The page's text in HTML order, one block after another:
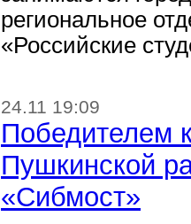
региональное
«Российские
24.11 19:09
Победителем
Пушкинской
«Сибмост»